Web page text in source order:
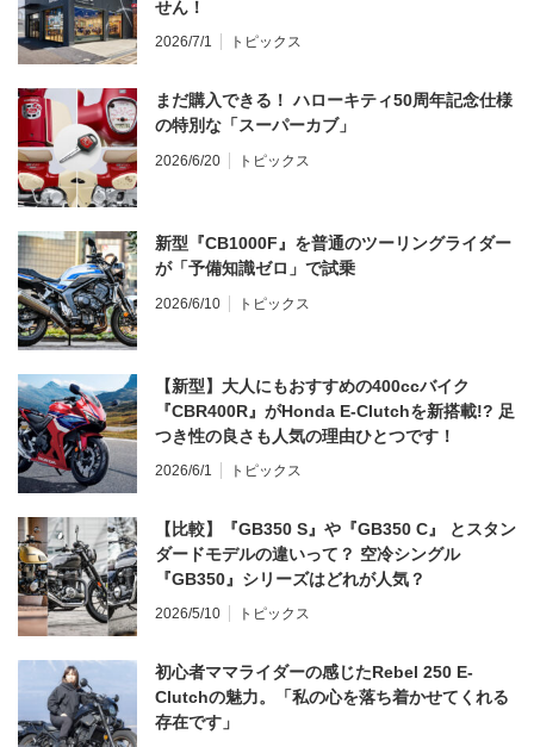
せん！
2026/7/1 トピックス
まだ購入できる！ ハローキティ50周年記念仕様
の特別な「スーパーカブ」
2026/6/20 トピックス
新型『CB1000F』を普通のツーリングライダー
が「予備知識ゼロ」で試乗
2026/6/10 トピックス
【新型】大人にもおすすめの400ccバイク
『CBR400R』がHonda E-Clutchを新搭載!? 足
つき性の良さも人気の理由ひとつです！
2026/6/1 トピックス
【比較】『GB350 S』や『GB350 C』 とスタン
ダードモデルの違いって？ 空冷シングル
『GB350』シリーズはどれが人気？
2026/5/10 トピックス
初心者ママライダーの感じたRebel 250 E-
Clutchの魅力。「私の心を落ち着かせてくれる
存在です」